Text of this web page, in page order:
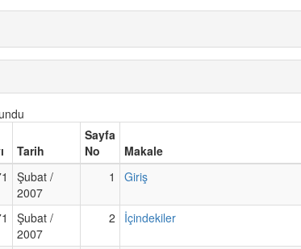
Tarih
Sayfa
No
Makale
Şubat /
2007
1 Giriş
Şubat /
2007
2 İçindekiler